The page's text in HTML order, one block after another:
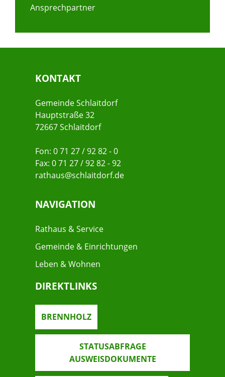
Ansprechpartner
KONTAKT
Gemeinde Schlaitdorf
Hauptstraße 32
72667 Schlaitdorf
Fon: 0 71 27 / 92 82 - 0
Fax: 0 71 27 / 92 82 - 92
rathaus@schlaitdorf.de
NAVIGATION
Rathaus & Service
Gemeinde & Einrichtungen
Leben & Wohnen
DIREKTLINKS
BRENNHOLZ
STATUSABFRAGE
AUSWEISDOKUMENTE